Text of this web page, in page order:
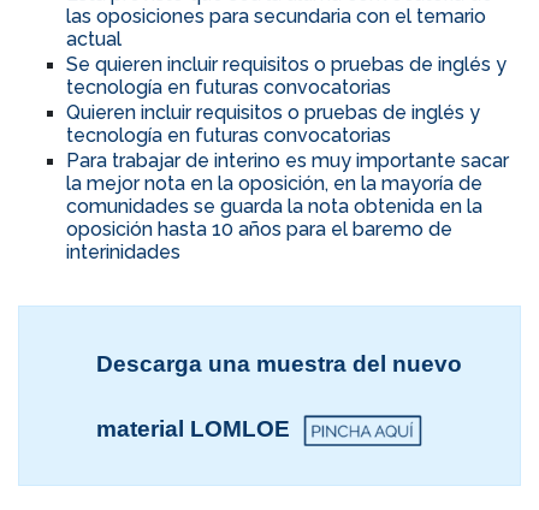
las oposiciones para secundaria con el temario
actual
Se quieren incluir requisitos o pruebas de inglés y
tecnología en futuras convocatorias
Quieren incluir requisitos o pruebas de inglés y
tecnología en futuras convocatorias
Para trabajar de interino es muy importante sacar
la mejor nota en la oposición, en la mayoría de
comunidades se guarda la nota obtenida en la
oposición hasta 10 años para el baremo de
interinidades
Descarga una muestra del nuevo
material LOMLOE